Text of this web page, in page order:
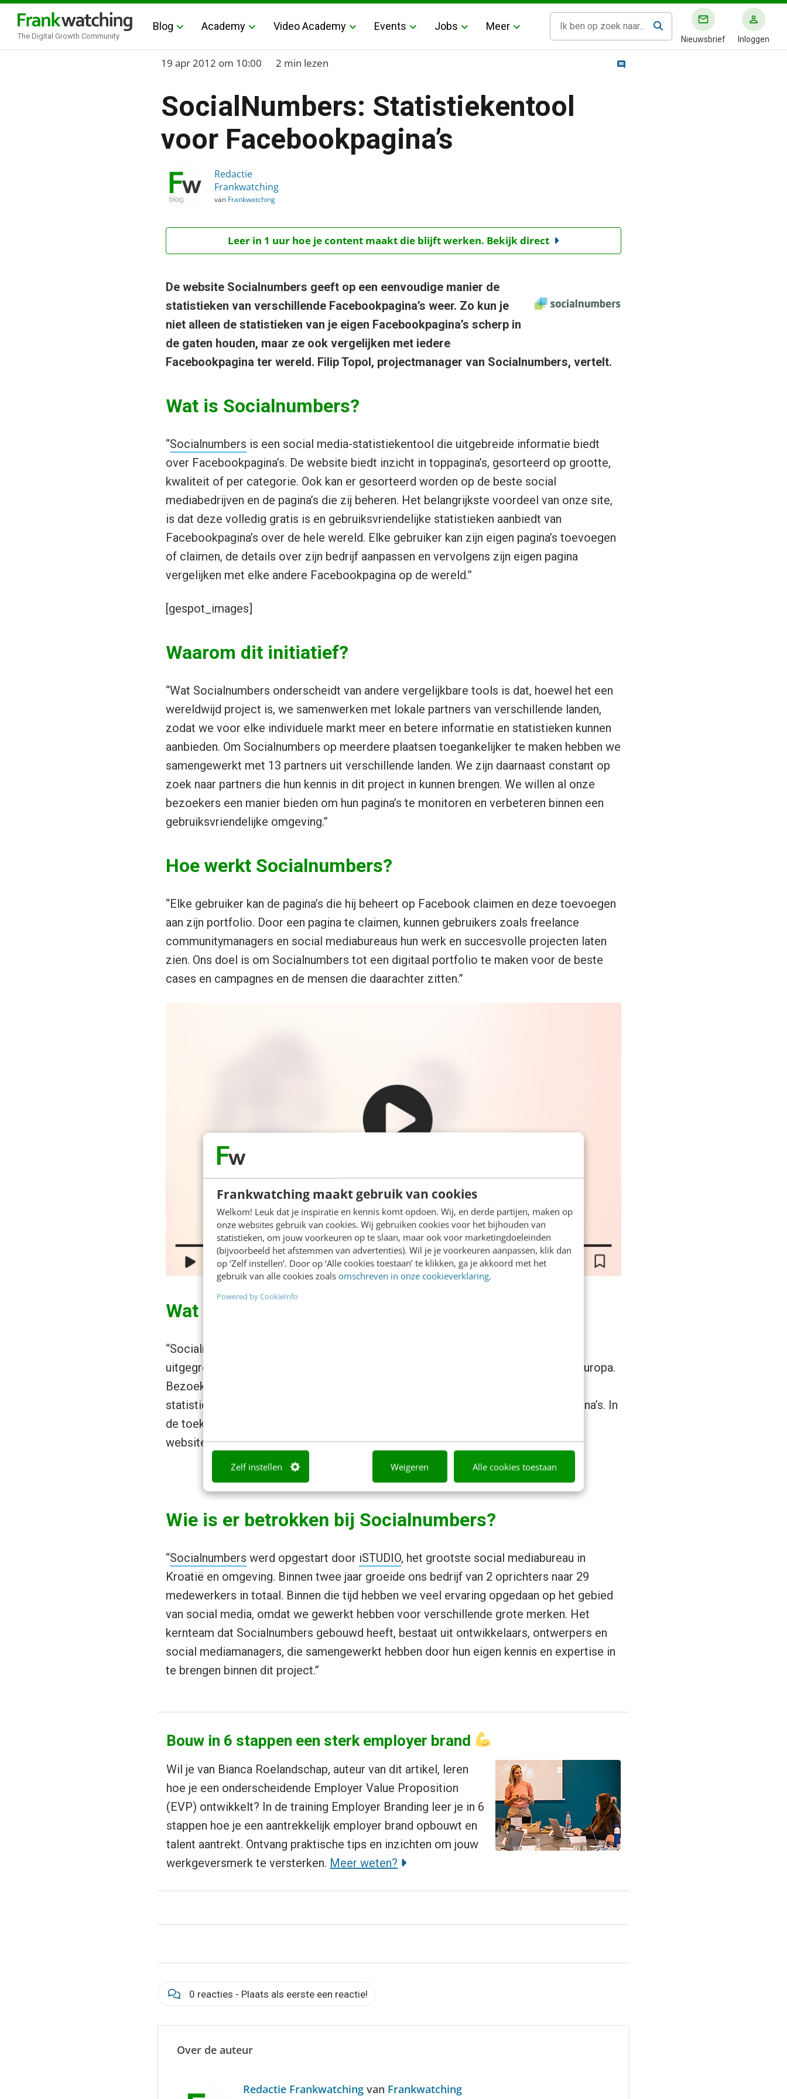
Frankwatching maakt gebruik van cookies
Welkom! Leuk dat je inspiratie en kennis komt opdoen. Wij, en derde partijen, maken op
onze websites gebruik van cookies. Wij gebruiken cookies voor het bijhouden van
statistieken, om jouw voorkeuren op te slaan, maar ook voor marketingdoeleinden
(bijvoorbeeld het afstemmen van advertenties). Wil je je voorkeuren aanpassen, klik dan
op ‘Zelf instellen’. Door op ‘Alle cookies toestaan’ te klikken, ga je akkoord met het
gebruik van alle cookies zoals omschreven in onze cookieverklaring.
Powered by CookieInfo
Zelf instellen Weigeren Alle cookies toestaan
The Digital Growth Community
Blog Academy Video Academy Events Jobs Meer
Nieuwsbrief Inloggen
Home
Blog
›
SocialNumbers: Statistiekentool voor Facebookpagina’s
19 apr 2012 om 10:00 2 min lezen
SocialNumbers: Statistiekentool
voor Facebookpagina’s
Redactie
Frankwatching
van Frankwatching
Leer in 1 uur hoe je content maakt die blijft werken. Bekijk direct
De website Socialnumbers geeft op een eenvoudige manier de
statistieken van verschillende Facebookpagina’s weer. Zo kun je
niet alleen de statistieken van je eigen Facebookpagina’s scherp in
de gaten houden, maar ze ook vergelijken met iedere
Facebookpagina ter wereld. Filip Topol, projectmanager van Socialnumbers, vertelt.
Wat is Socialnumbers?
“Socialnumbers is een social media-statistiekentool die uitgebreide informatie biedt
over Facebookpagina’s. De website biedt inzicht in toppagina’s, gesorteerd op grootte,
kwaliteit of per categorie. Ook kan er gesorteerd worden op de beste social
mediabedrijven en de pagina’s die zij beheren. Het belangrijkste voordeel van onze site,
is dat deze volledig gratis is en gebruiksvriendelijke statistieken aanbiedt van
Facebookpagina’s over de hele wereld. Elke gebruiker kan zijn eigen pagina’s toevoegen
of claimen, de details over zijn bedrijf aanpassen en vervolgens zijn eigen pagina
vergelijken met elke andere Facebookpagina op de wereld.”
[gespot_images]
Waarom dit initiatief?
“Wat Socialnumbers onderscheidt van andere vergelijkbare tools is dat, hoewel het een
wereldwijd project is, we samenwerken met lokale partners van verschillende landen,
zodat we voor elke individuele markt meer en betere informatie en statistieken kunnen
aanbieden. Om Socialnumbers op meerdere plaatsen toegankelijker te maken hebben we
samengewerkt met 13 partners uit verschillende landen. We zijn daarnaast constant op
zoek naar partners die hun kennis in dit project in kunnen brengen. We willen al onze
bezoekers een manier bieden om hun pagina’s te monitoren en verbeteren binnen een
gebruiksvriendelijke omgeving.”
Hoe werkt Socialnumbers?
“Elke gebruiker kan de pagina’s die hij beheert op Facebook claimen en deze toevoegen
aan zijn portfolio. Door een pagina te claimen, kunnen gebruikers zoals freelance
communitymanagers en social mediabureaus hun werk en succesvolle projecten laten
zien. Ons doel is om Socialnumbers tot een digitaal portfolio te maken voor de beste
cases en campagnes en de mensen die daarachter zitten.”
Wat zijn de facts?
“Socialnumbers werd oorspronkelijk gelanceerd in Kroatië, maar is sindsdien ver
uitgegroeid en biedt nu statistieken voor Facebookpagina’s uit 44 landen binnen Europa.
Bezoekers uit 100 verschillende landen bezoeken Socialnumbers elke dag om de
statistieken van hun pagina bij te houden en te vergelijken met die van andere pagina’s. In
de toekomst zouden we graag met nog meer landen gaan samenwerken om onze
website tot beste statistiekentool voor social media uit te laten groeien.”
Wie is er betrokken bij Socialnumbers?
“Socialnumbers werd opgestart door iSTUDIO, het grootste social mediabureau in
Kroatië en omgeving. Binnen twee jaar groeide ons bedrijf van 2 oprichters naar 29
medewerkers in totaal. Binnen die tijd hebben we veel ervaring opgedaan op het gebied
van social media, omdat we gewerkt hebben voor verschillende grote merken. Het
kernteam dat Socialnumbers gebouwd heeft, bestaat uit ontwikkelaars, ontwerpers en
social mediamanagers, die samengewerkt hebben door hun eigen kennis en expertise in
te brengen binnen dit project.”
Bouw in 6 stappen een sterk employer brand
Wil je van Bianca Roelandschap, auteur van dit artikel, leren
hoe je een onderscheidende Employer Value Proposition
(EVP) ontwikkelt? In de training Employer Branding leer je in 6
stappen hoe je een aantrekkelijk employer brand opbouwt en
talent aantrekt. Ontvang praktische tips en inzichten om jouw
werkgeversmerk te versterken. Meer weten?
0 reacties - Plaats als eerste een reactie!
Over de auteur
Redactie Frankwatchingvan Frankwatching